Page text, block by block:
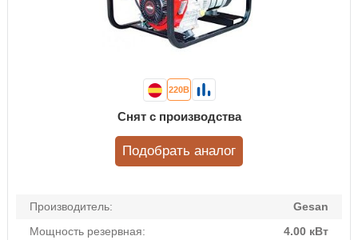
Производитель:
Gesan
Мощность резервная:
4.00 кВт
220В
Снят с производства
Подобрать аналог